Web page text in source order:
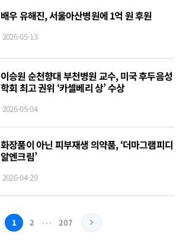
배우 유해진, 서울아산병원에 1억 원 후원
2026-05-13
이승원 순천향대 부천병원 교수, 미국 후두음성
학회 최고 권위 ‘카셀베리 상’ 수상
2026-05-04
화장품이 아닌 피부재생 의약품, ‘더마그램피디
알엔크림’
2026-04-29
1 2 … 207